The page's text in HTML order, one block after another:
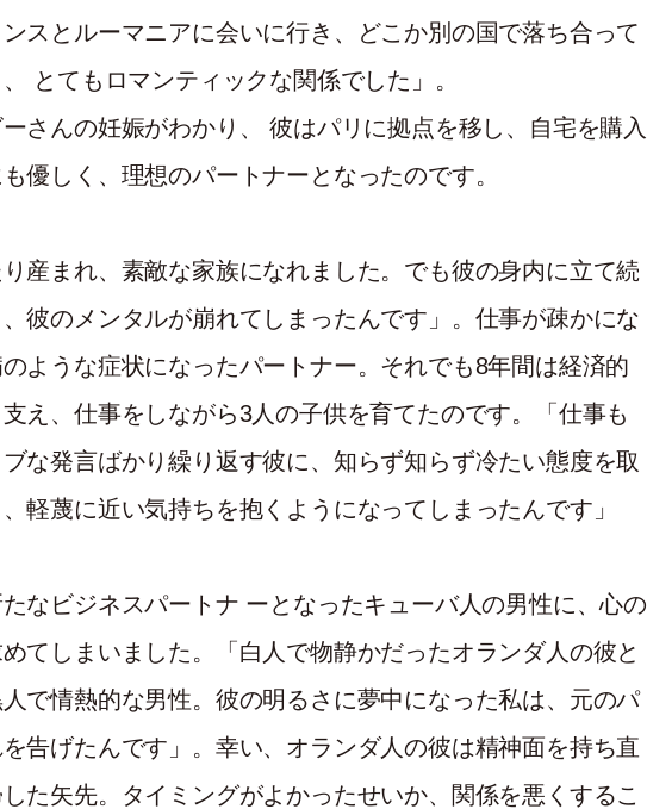
ンスとルーマニアに会いに行き、どこか別の国で落ち合って
とてもロマンティックな関係でした」。
さんの妊娠がわかり、 彼はパリに拠点を移し、自宅を購入
優しく、理想のパートナーとなったのです。
り産まれ、素敵な家族になれました。でも彼の身内に立て続
彼のメンタルが崩れてしまったんです」。仕事が疎かにな
ような症状になったパートナー。それでも8年間は経済的
え、仕事をしながら3人の子供を育てたのです。「仕事も
な発言ばかり繰り返す彼に、知らず知らず冷たい態度を取
軽蔑に近い気持ちを抱くようになってしまったんです」
なビジネスパートナ ーとなったキューバ人の男性に、心の
てしまいました。「白人で物静かだったオランダ人の彼と
で情熱的な男性。彼の明るさに夢中になった私は、元のパ
告げたんです」。幸い、オランダ人の彼は精神面を持ち直
た矢先。タイミングがよかったせいか、関係を悪くするこ